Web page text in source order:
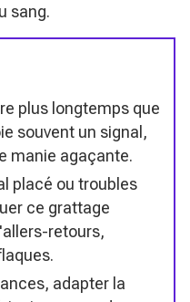
sang.
plus longtemps que
souvent un signal,
manie agaçante.
placé ou troubles
ce grattage
retours,
adapter la